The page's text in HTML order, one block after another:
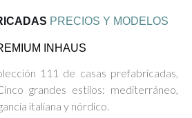
PRECIOS Y MODELOS
INHAUS
111 de casas prefabricadas,
grandes estilos: mediterráneo,
italiana y nórdico.